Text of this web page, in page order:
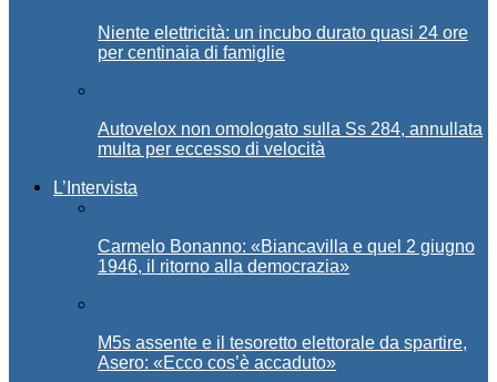
Niente elettricità: un incubo durato quasi 24 ore
per centinaia di famiglie
Autovelox non omologato sulla Ss 284, annullata
multa per eccesso di velocità
L’Intervista
Carmelo Bonanno: «Biancavilla e quel 2 giugno
1946, il ritorno alla democrazia»
M5s assente e il tesoretto elettorale da spartire,
Asero: «Ecco cos’è accaduto»